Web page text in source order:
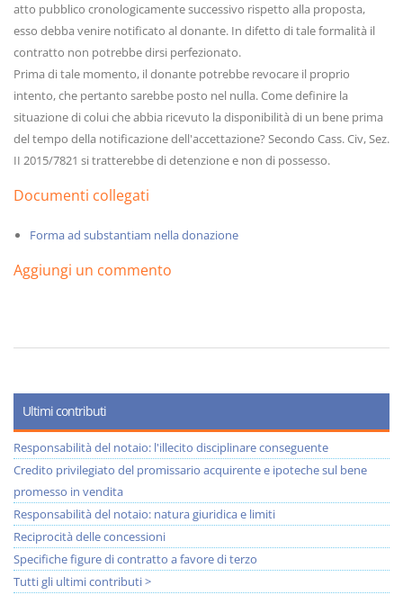
atto pubblico cronologicamente successivo rispetto alla proposta,
esso debba venire notificato al donante. In difetto di tale formalità il
contratto non potrebbe dirsi perfezionato.
Prima di tale momento, il donante potrebbe revocare il proprio
intento, che pertanto sarebbe posto nel nulla. Come definire la
situazione di colui che abbia ricevuto la disponibilità di un bene prima
del tempo della notificazione dell'accettazione? Secondo Cass. Civ, Sez.
II 2015/7821 si tratterebbe di detenzione e non di possesso.
Documenti collegati
Forma ad substantiam nella donazione
Aggiungi un commento
Ultimi contributi
Responsabilità del notaio: l'illecito disciplinare conseguente
Credito privilegiato del promissario acquirente e ipoteche sul bene
promesso in vendita
Responsabilità del notaio: natura giuridica e limiti
Reciprocità delle concessioni
Specifiche figure di contratto a favore di terzo
Tutti gli ultimi contributi >